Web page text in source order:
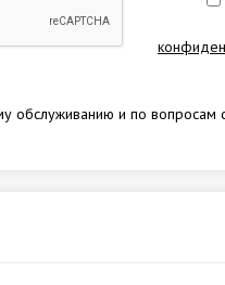
обслуживанию и по вопросам